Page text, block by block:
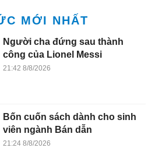
MỚI NHẤT
Người cha đứng sau thành
công của Lionel Messi
21:42 8/8/2026
Bốn cuốn sách dành cho sinh
viên ngành Bán dẫn
21:24 8/8/2026